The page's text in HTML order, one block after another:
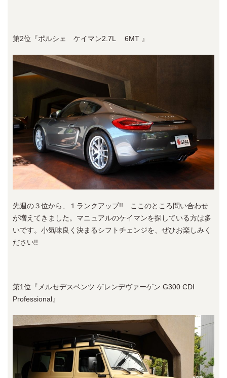
第2位『ポルシェ ケイマン2.7L 6MT 』
先週の３位から、１ランクアップ!! ここのところ問い合わせ
が増えてきました。マニュアルのケイマンを探している方は多
いです。小気味良く決まるシフトチェンジを、ぜひお楽しみく
ださい!!
第1位『メルセデスベンツ ゲレンデヴァーゲン G300 CDI
Professional』